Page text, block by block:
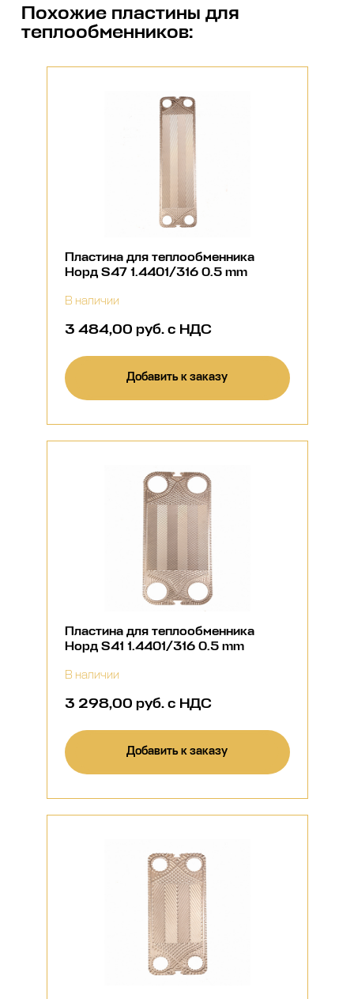
Похожие пластины для
теплообменников:
Пластина для теплообменника
Норд S47 1.4401/316 0.5 mm
В наличии
3 484,00 руб. с НДС
Добавить к заказу
Пластина для теплообменника
Норд S41 1.4401/316 0.5 mm
В наличии
3 298,00 руб. с НДС
Добавить к заказу